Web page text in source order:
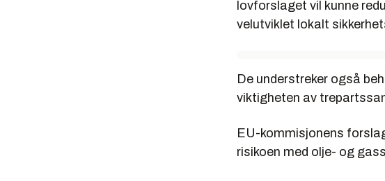
lovforslaget vil kunne
velutviklet lokalt
De understreker også
viktigheten av
EU-kommisjonens
risikoen med olje- og